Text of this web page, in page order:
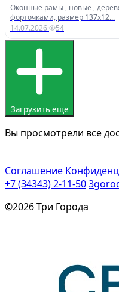
публикации и
Войти или
Оконные рамы , новые ,
форточками, размер 137х12...
14.07.2026· 54
Загрузить еще
Вы просмотрели все
Соглашение
+7 (34343) 2-11-50
©2026 Три Города